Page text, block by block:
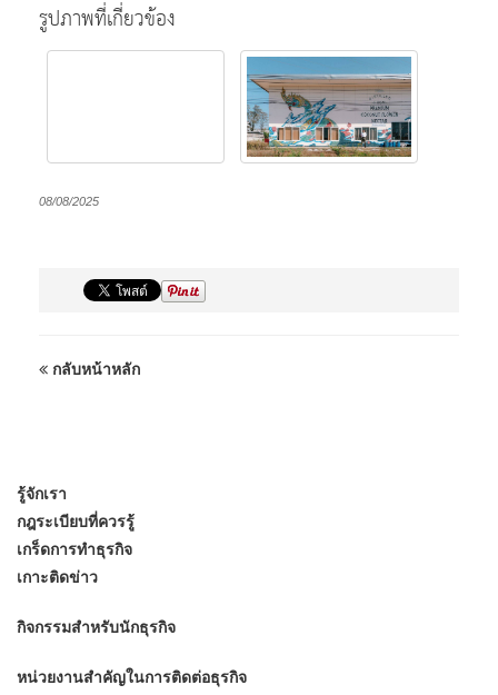
รูปภาพที่เกี่ยวข้อง
08/08/2025
กลับหน้าหลัก
รู้จักเรา
กฎระเบียบที่ควรรู้
เกร็ดการทำธุรกิจ
เกาะติดข่าว
กิจกรรมสำหรับนักธุรกิจ
หน่วยงานสำคัญในการติดต่อธุรกิจ